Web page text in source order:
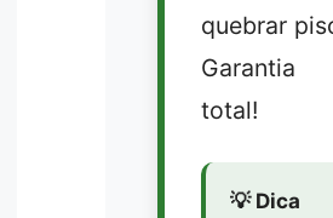
quebrar
Garantia
total!
💡 Dica